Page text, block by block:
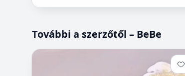
További a szerzőtől – BeBe